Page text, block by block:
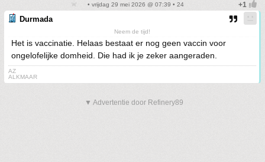
• vrijdag 29 mei 2026 @ 07:39 • 24
Durmada
Neem de tijd!
Het is vaccinatie. Helaas bestaat er nog geen vaccin voor
ongelofelijke domheid. Die had ik je zeker aangeraden.
AZ
ALKMAAR
▼ Advertentie door Refinery89